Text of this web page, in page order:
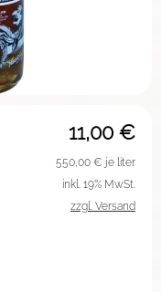
11,00 €
550,00 € je liter
inkl. 19% MwSt.
zzgl. Versand